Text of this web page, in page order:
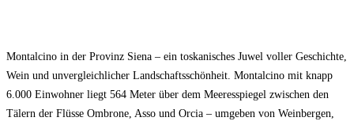
Montalcino in der Provinz Siena – ein toskanisches Juwel voller Geschichte,
Wein und unvergleichlicher Landschaftsschönheit. Montalcino mit knapp
6.000 Einwohner liegt 564 Meter über dem Meeresspiegel zwischen den
Tälern der Flüsse Ombrone, Asso und Orcia – umgeben von Weinbergen,